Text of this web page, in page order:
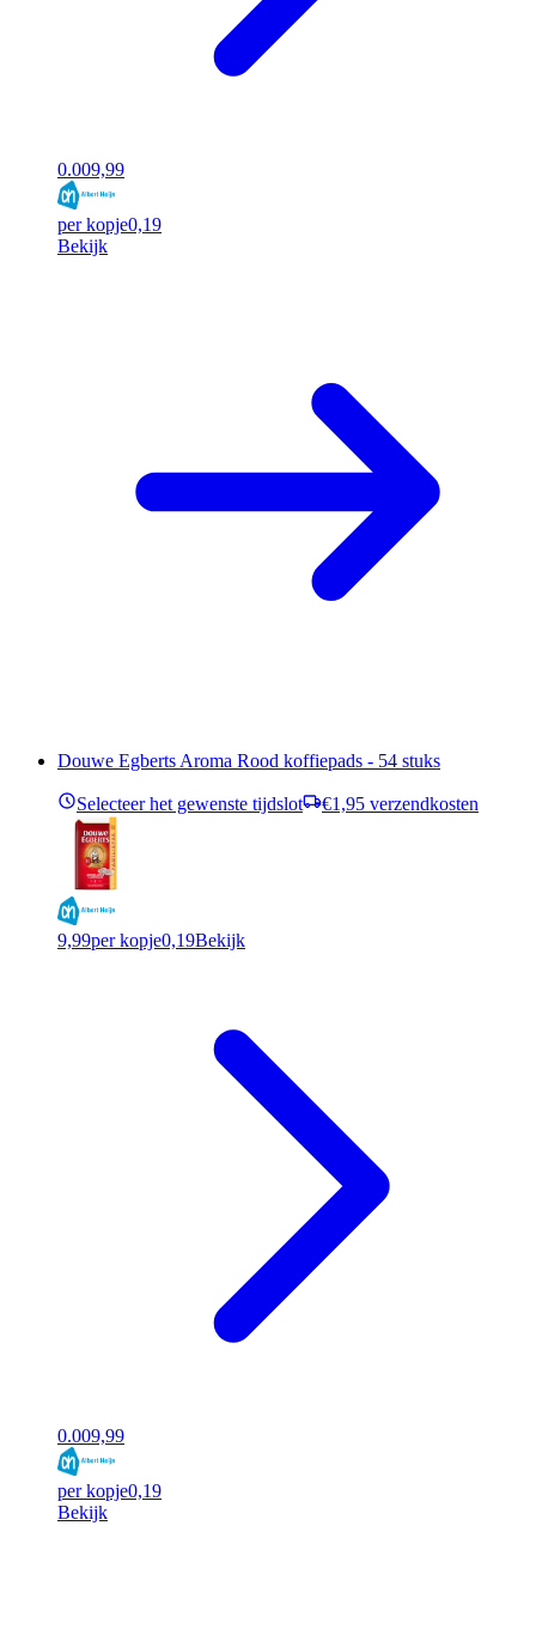
0.009,99
per kopje0,19
Bekijk
Douwe Egberts Aroma Rood koffiepads - 54 stuks
Selecteer het gewenste tijdslot €1,95 verzendkosten
9,99per kopje0,19Bekijk
0.009,99
per kopje0,19
Bekijk